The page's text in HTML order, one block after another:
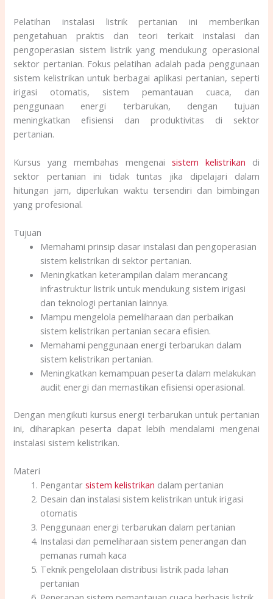
Pelatihan instalasi listrik pertanian ini memberikan
pengetahuan praktis dan teori terkait instalasi dan
pengoperasian sistem listrik yang mendukung operasional
sektor pertanian. Fokus pelatihan adalah pada penggunaan
sistem kelistrikan untuk berbagai aplikasi pertanian, seperti
irigasi otomatis, sistem pemantauan cuaca, dan
penggunaan energi terbarukan, dengan tujuan
meningkatkan efisiensi dan produktivitas di sektor
pertanian.
Kursus yang membahas mengenai sistem kelistrikan di
sektor pertanian ini tidak tuntas jika dipelajari dalam
hitungan jam, diperlukan waktu tersendiri dan bimbingan
yang profesional.
Tujuan
Memahami prinsip dasar instalasi dan pengoperasian
sistem kelistrikan di sektor pertanian.
Meningkatkan keterampilan dalam merancang
infrastruktur listrik untuk mendukung sistem irigasi
dan teknologi pertanian lainnya.
Mampu mengelola pemeliharaan dan perbaikan
sistem kelistrikan pertanian secara efisien.
Memahami penggunaan energi terbarukan dalam
sistem kelistrikan pertanian.
Meningkatkan kemampuan peserta dalam melakukan
audit energi dan memastikan efisiensi operasional.
Dengan mengikuti kursus energi terbarukan untuk pertanian
ini, diharapkan peserta dapat lebih mendalami mengenai
instalasi sistem kelistrikan.
Materi
Pengantarsistem kelistrikan dalam pertanian
Desain dan instalasi sistem kelistrikan untuk irigasi
otomatis
Penggunaan energi terbarukan dalam pertanian
Instalasi dan pemeliharaan sistem penerangan dan
pemanas rumah kaca
Teknik pengelolaan distribusi listrik pada lahan
pertanian